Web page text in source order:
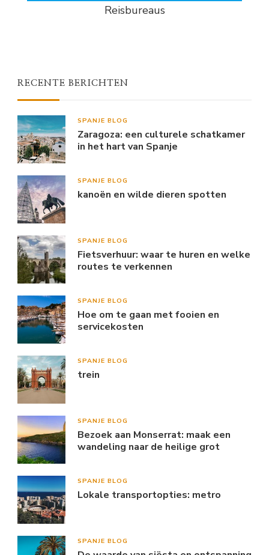
Reisbureaus
RECENTE BERICHTEN
SPANJE BLOG
Zaragoza: een culturele schatkamer
in het hart van Spanje
SPANJE BLOG
kanoën en wilde dieren spotten
SPANJE BLOG
Fietsverhuur: waar te huren en welke
routes te verkennen
SPANJE BLOG
Hoe om te gaan met fooien en
servicekosten
SPANJE BLOG
trein
SPANJE BLOG
Bezoek aan Monserrat: maak een
wandeling naar de heilige grot
SPANJE BLOG
Lokale transportopties: metro
SPANJE BLOG